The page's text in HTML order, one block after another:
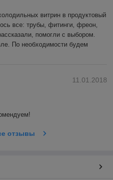
витрин в продуктовый
все: трубы, фитинги, фреон,
помогли с выбором.
По необходимости будем
11.01.2018
отзывы